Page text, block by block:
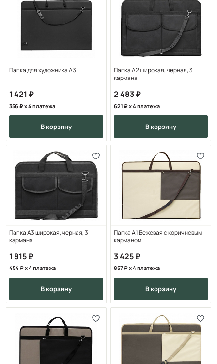
Папка для художника А3
1 421
356 x 4 платежа
в корзину
Папка А2 широкая, черная, 3
кармана
2 483
621 x 4 платежа
в корзину
Папка А3 широкая, черная, 3
кармана
1 815
454 x 4 платежа
в корзину
Папка А1 Бежевая с коричневым
карманом
3 425
857 x 4 платежа
в корзину